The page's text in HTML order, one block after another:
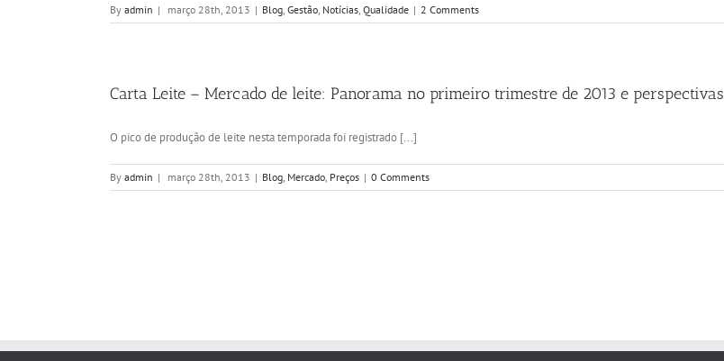
By admin | março 28th, 2013 | Blog, Gestão, Notícias, Qualidade | 2 Comments
Carta Leite – Mercado de leite: Panorama no primeiro trimestre de 2013 e perspectivas
O pico de produção de leite nesta temporada foi registrado [...]
By admin | março 28th, 2013 | Blog, Mercado, Preços | 0 Comments